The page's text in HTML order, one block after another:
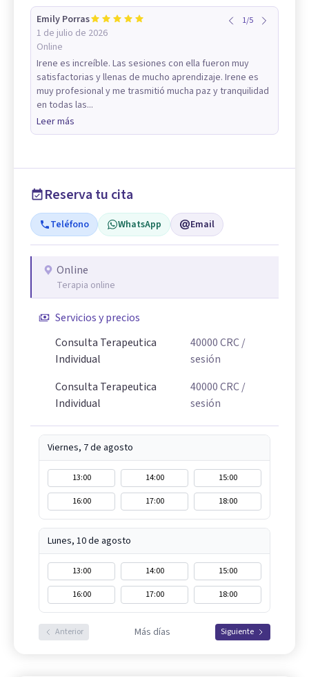
Emily Porras
1 de julio de 2026
Online
1/5
Irene es increíble. Las sesiones con ella fueron muy
satisfactorias y llenas de mucho aprendizaje. Irene es
muy profesional y me trasmitió mucha paz y tranquilidad
en todas las...
Leer más
Reserva tu cita
Teléfono WhatsApp Email
Online
Terapia online
Servicios y precios
Consulta Terapeutica
Individual
40000 CRC/
sesión
Consulta Terapeutica
Individual
40000 CRC/
sesión
Viernes, 7 de agosto
13:00 14:00
15:00
16:00
17:00 18:00
Lunes, 10 de agosto
13:00 14:00
15:00
16:00
17:00 18:00
Anterior Más días Siguiente